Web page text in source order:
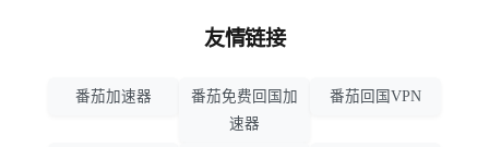
友情链接
番茄加速器
番茄免费回国加
速器
番茄回国VPN